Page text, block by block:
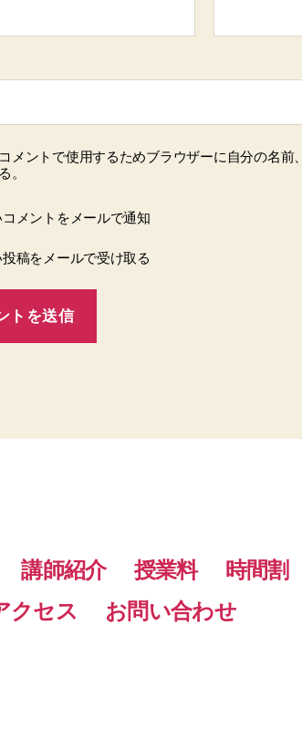
メントで使用するためブラウザーに自分の名前
。
メントをメールで通知
稿をメールで受け取る
講師紹介 授業料 時間割
クセス
お問い合わせ